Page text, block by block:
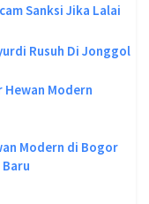
Sanksi Jika Lalai
Rusuh Di Jonggol
Hewan Modern
Modern di Bogor